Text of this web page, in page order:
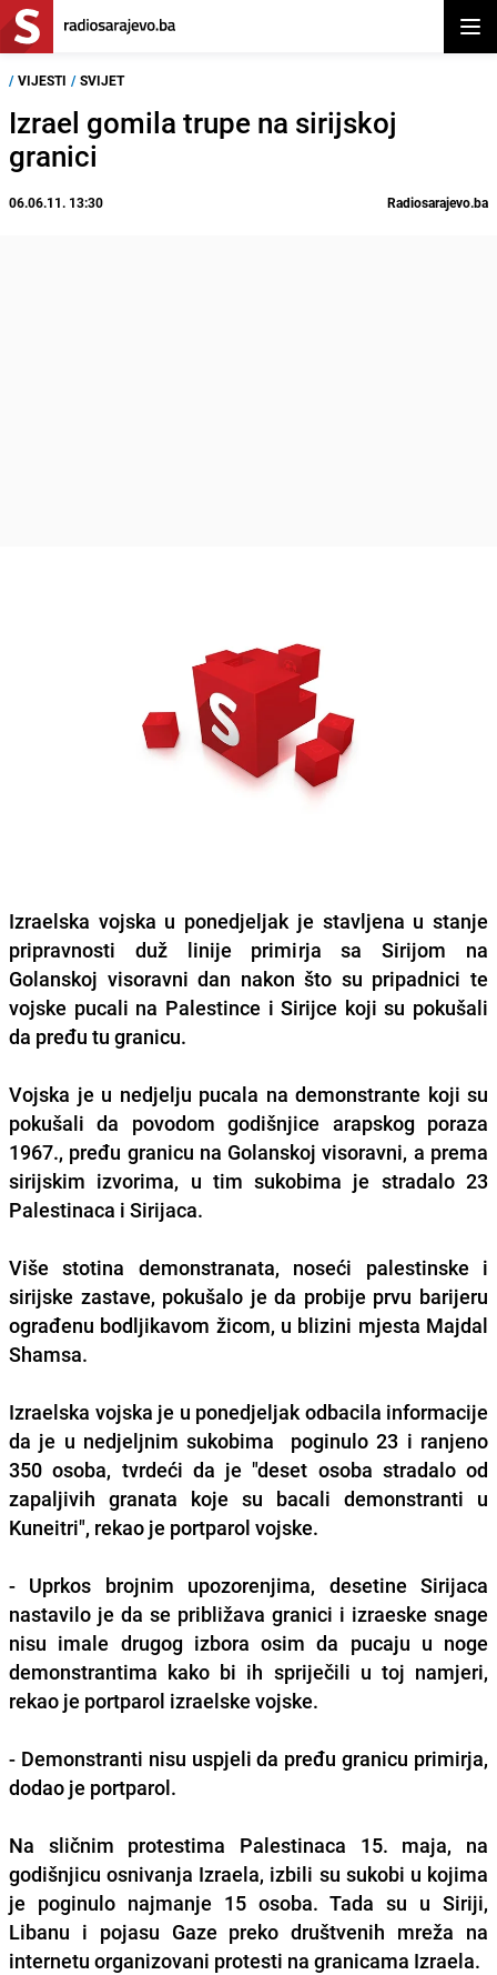
/ VIJESTI / SVIJET
Izrael gomila trupe na sirijskoj
granici
06.06.11. 13:30 Radiosarajevo.ba
Izraelska vojska u ponedjeljak je stavljena u stanje
pripravnosti duž linije primirja sa Sirijom na
Golanskoj visoravni dan nakon što su pripadnici te
vojske pucali na Palestince i Sirijce koji su pokušali
da pređu tu granicu.
Vojska je u nedjelju pucala na demonstrante koji su
pokušali da povodom godišnjice arapskog poraza
1967., pređu granicu na Golanskoj visoravni, a prema
sirijskim izvorima, u tim sukobima je stradalo 23
Palestinaca i Sirijaca.
Više stotina demonstranata, noseći palestinske i
sirijske zastave, pokušalo je da probije prvu barijeru
ograđenu bodljikavom žicom, u blizini mjesta Majdal
Shamsa.
Izraelska vojska je u ponedjeljak odbacila informacije
da je u nedjeljnim sukobima poginulo 23 i ranjeno
350 osoba, tvrdeći da je "deset osoba stradalo od
zapaljivih granata koje su bacali demonstranti u
Kuneitri", rekao je portparol vojske.
- Uprkos brojnim upozorenjima, desetine Sirijaca
nastavilo je da se približava granici i izraeske snage
nisu imale drugog izbora osim da pucaju u noge
demonstrantima kako bi ih spriječili u toj namjeri,
rekao je portparol izraelske vojske.
- Demonstranti nisu uspjeli da pređu granicu primirja,
dodao je portparol.
Na sličnim protestima Palestinaca 15. maja, na
godišnjicu osnivanja Izraela, izbili su sukobi u kojima
je poginulo najmanje 15 osoba. Tada su u Siriji,
Libanu i pojasu Gaze preko društvenih mreža na
internetu organizovani protesti na granicama Izraela.